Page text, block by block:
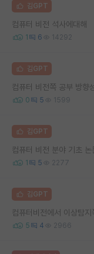
김GPT
컴퓨터 비전 석사에대해
1 6 14292
김GPT
컴퓨터 비전쪽 공부 방향
0 5 1599
김GPT
컴퓨터 비전 분야 기초 논
1 5 2277
김GPT
컴퓨터비전에서 이상탐
5 4 2966